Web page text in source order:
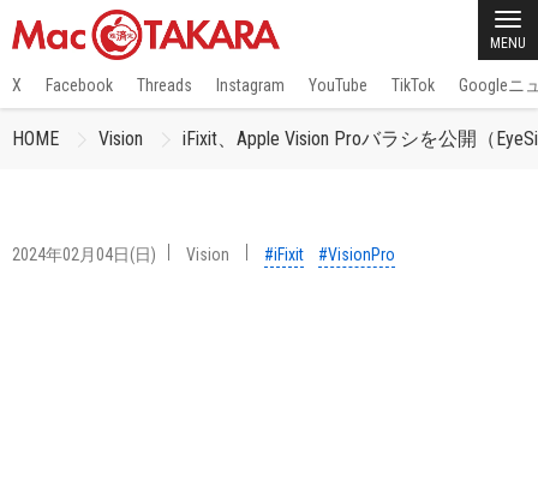
MENU
X Facebook Threads Instagram YouTube TikTok Googleニ
HOME Vision iFixit、Apple Vision Proバラシを公開（
2024年02月04日(日) Vision #iFixit #VisionPro